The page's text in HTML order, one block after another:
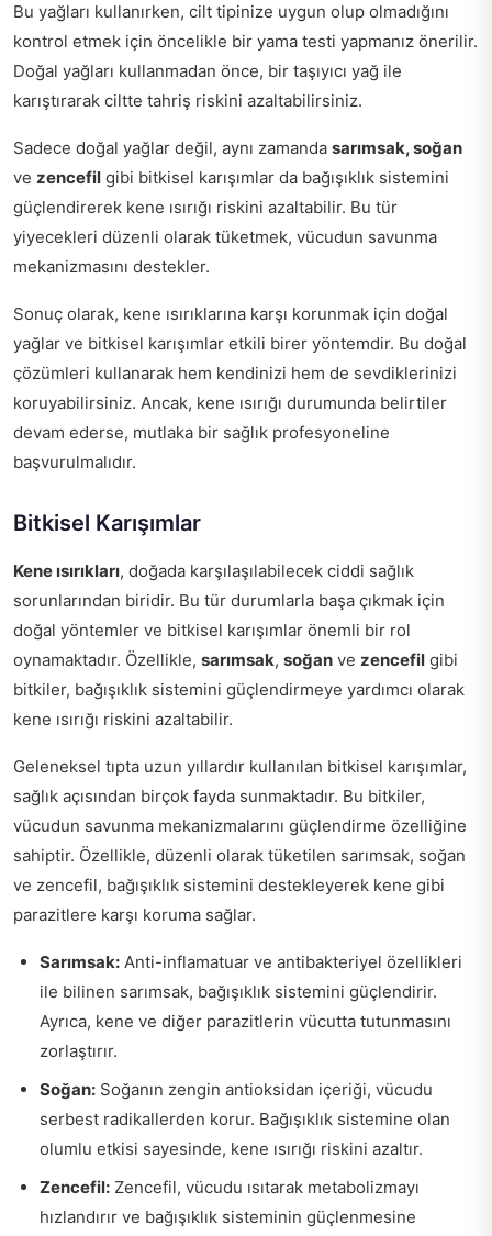
Bu yağları kullanırken, cilt tipinize uygun olup olmadığını
kontrol etmek için öncelikle bir yama testi yapmanız önerilir.
Doğal yağları kullanmadan önce, bir taşıyıcı yağ ile
karıştırarak ciltte tahriş riskini azaltabilirsiniz.
Sadece doğal yağlar değil, aynı zamanda sarımsak, soğan
ve zencefil gibi bitkisel karışımlar da bağışıklık sistemini
güçlendirerek kene ısırığı riskini azaltabilir. Bu tür
yiyecekleri düzenli olarak tüketmek, vücudun savunma
mekanizmasını destekler.
Sonuç olarak, kene ısırıklarına karşı korunmak için doğal
yağlar ve bitkisel karışımlar etkili birer yöntemdir. Bu doğal
çözümleri kullanarak hem kendinizi hem de sevdiklerinizi
koruyabilirsiniz. Ancak, kene ısırığı durumunda belirtiler
devam ederse, mutlaka bir sağlık profesyoneline
başvurulmalıdır.
Bitkisel Karışımlar
Kene ısırıkları, doğada karşılaşılabilecek ciddi sağlık
sorunlarından biridir. Bu tür durumlarla başa çıkmak için
doğal yöntemler ve bitkisel karışımlar önemli bir rol
oynamaktadır. Özellikle, sarımsak, soğan ve zencefil gibi
bitkiler, bağışıklık sistemini güçlendirmeye yardımcı olarak
kene ısırığı riskini azaltabilir.
Geleneksel tıpta uzun yıllardır kullanılan bitkisel karışımlar,
sağlık açısından birçok fayda sunmaktadır. Bu bitkiler,
vücudun savunma mekanizmalarını güçlendirme özelliğine
sahiptir. Özellikle, düzenli olarak tüketilen sarımsak, soğan
ve zencefil, bağışıklık sistemini destekleyerek kene gibi
parazitlere karşı koruma sağlar.
Sarımsak: Anti-inflamatuar ve antibakteriyel özellikleri
ile bilinen sarımsak, bağışıklık sistemini güçlendirir.
Ayrıca, kene ve diğer parazitlerin vücutta tutunmasını
zorlaştırır.
Soğan: Soğanın zengin antioksidan içeriği, vücudu
serbest radikallerden korur. Bağışıklık sistemine olan
olumlu etkisi sayesinde, kene ısırığı riskini azaltır.
Zencefil: Zencefil, vücudu ısıtarak metabolizmayı
hızlandırır ve bağışıklık sisteminin güçlenmesine